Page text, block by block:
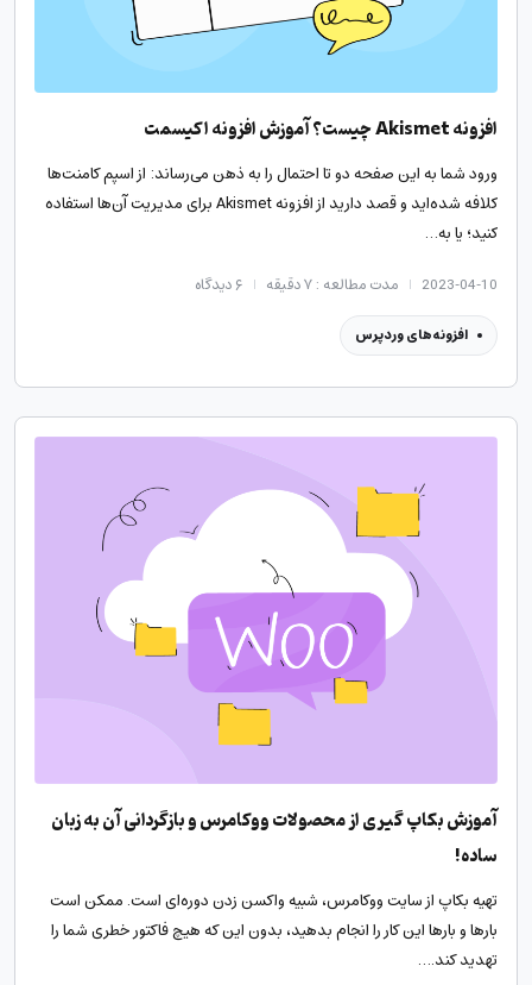
افزونه Akismet چیست؟ آموزش افزونه اکیسمت
ورود شما به این صفحه دو تا احتمال را به ذهن می‌رساند: از اسپم کامنت‌ها
کلافه شده‌اید و قصد دارید از افزونه Akismet برای مدیریت آن‌ها استفاده
کنید؛ یا به…
2023-04-10 مدت مطالعه : ۷ دقیقه ۶دیدگاه
افزونه‌های وردپرس
آموزش بکاپ گیری از محصولات ووکامرس و بازگردانی آن به زبان
ساده!
تهیه بکاپ از سایت ووکامرس، شبیه واکسن زدن دوره‌ای است. ممکن است
بارها و بارها این کار را انجام بدهید، بدون این که هیچ فاکتور خطری شما را
تهدید کند.…